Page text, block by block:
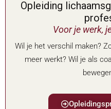
Opleiding
Voor je werk,
Wil je het verschil maken?
meer werkt? Wil je als